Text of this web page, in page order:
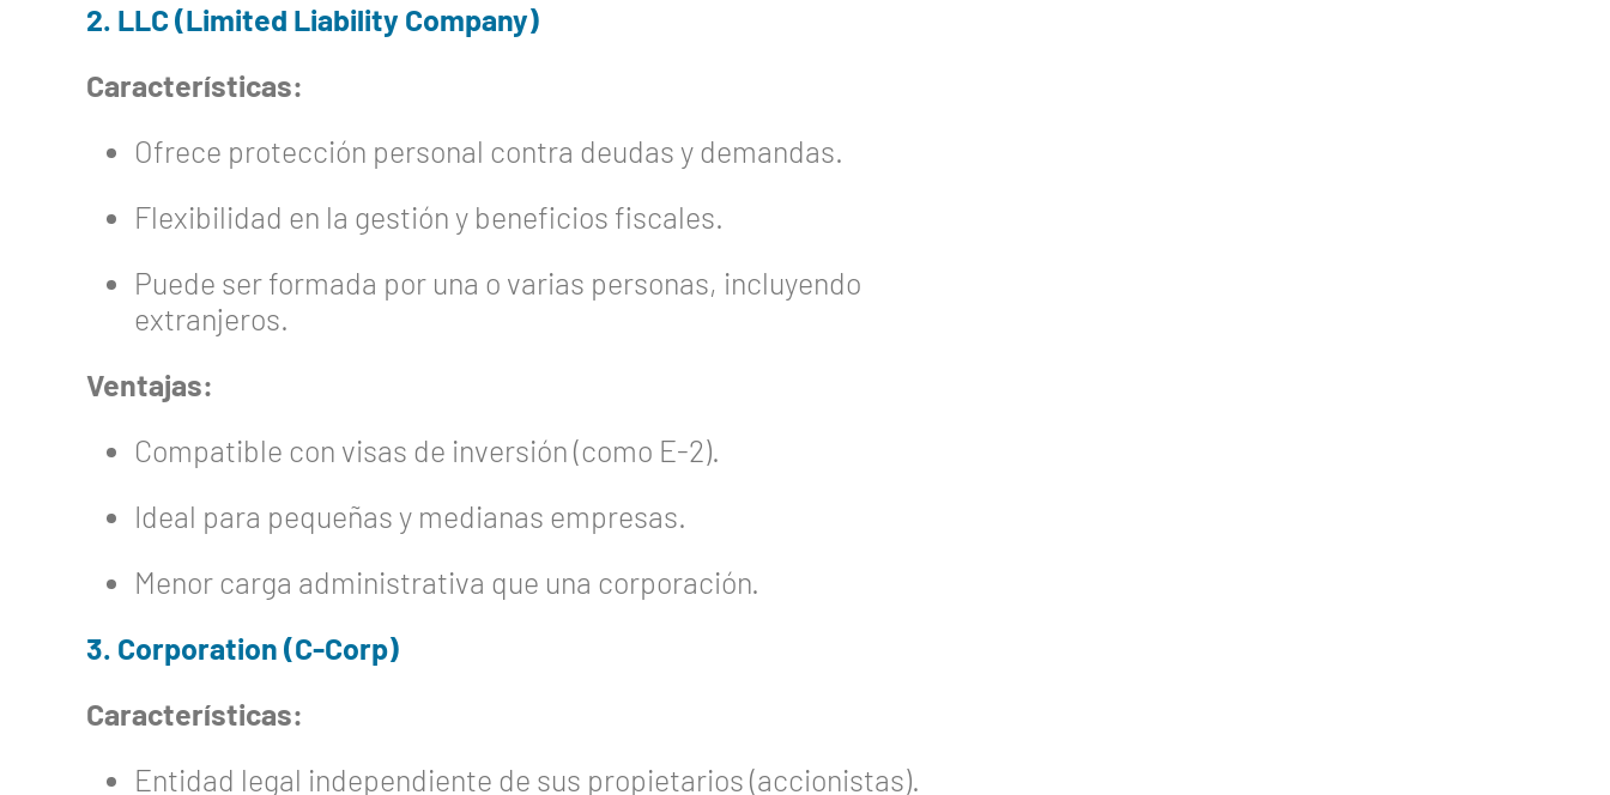
2. LLC (Limited Liability Company)
Características:
Ofrece protección personal contra deudas y demandas.
Flexibilidad en la gestión y beneficios fiscales.
Puede ser formada por una o varias personas, incluyendo
extranjeros.
Ventajas:
Compatible con visas de inversión (como E-2).
Ideal para pequeñas y medianas empresas.
Menor carga administrativa que una corporación.
3. Corporation (C-Corp)
Características:
Entidad legal independiente de sus propietarios (accionistas).